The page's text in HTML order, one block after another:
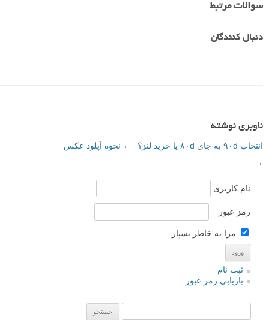
سوالات مرتبط
دنبال کنندگان
ناوبری نوشته
← نحوه آپلود عکس
انتخاب ۹۰d به جای ۸۰d یا خرید لنز؟
→
نام کاربری
رمز عبور
مرا به خاطر بسپار
ثبت نام
بازیابی رمز عبور